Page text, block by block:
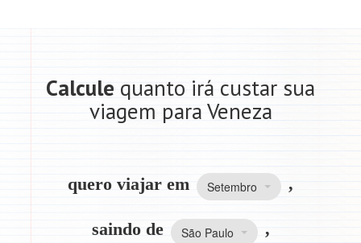
Calcule quanto irá custar sua
viagem para Veneza
quero viajar em Setembro ,
saindo de São Paulo ,